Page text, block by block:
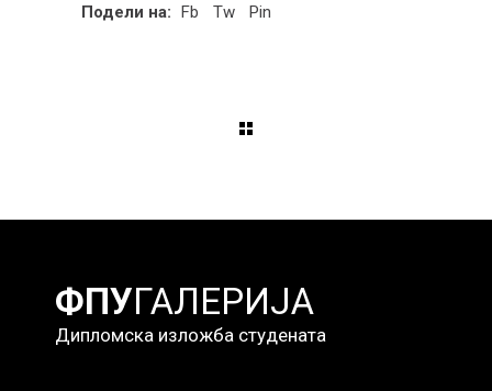
Подели на: Fb Tw Pin
ФПУГАЛЕРИЈА
Дипломска изложба студената